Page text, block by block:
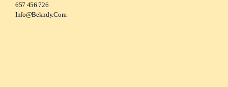
657 456 726
Info@Bekndy.Com